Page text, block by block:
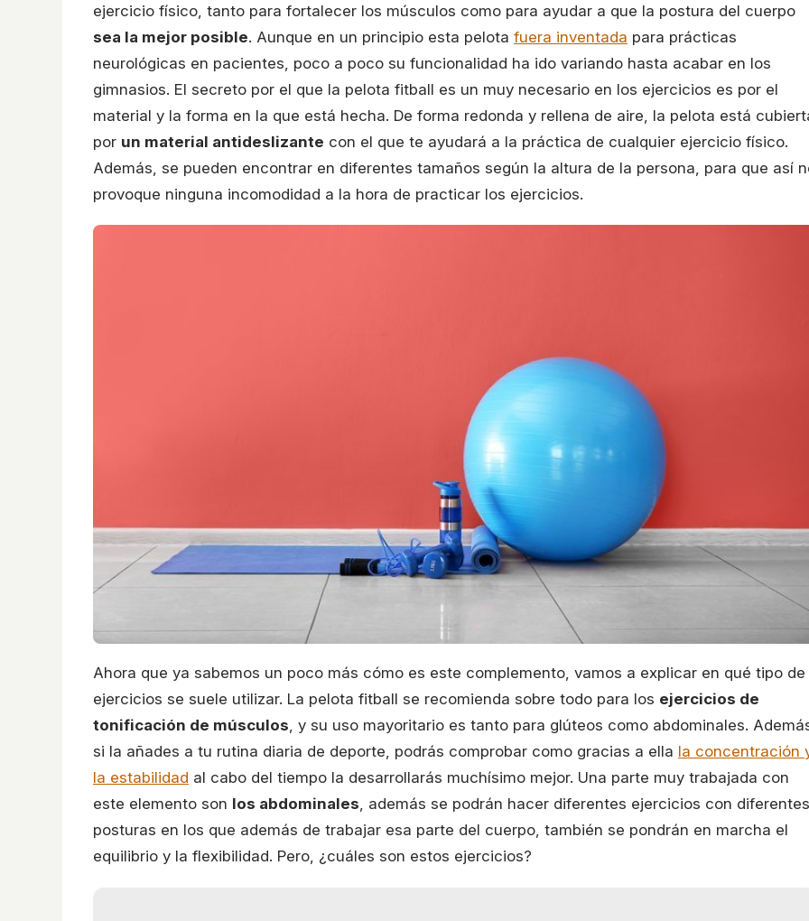
ejercicio físico, tanto para fortalecer los músculos como para ayudar a que la postura del cuerpo
sea la mejor posible. Aunque en un principio esta pelota fuera inventada para prácticas
neurológicas en pacientes, poco a poco su funcionalidad ha ido variando hasta acabar en los
gimnasios. El secreto por el que la pelota fitball es un muy necesario en los ejercicios es por el
material y la forma en la que está hecha. De forma redonda y rellena de aire, la pelota está
por un material antideslizante con el que te ayudará a la práctica de cualquier ejercicio físico.
Además, se pueden encontrar en diferentes tamaños según la altura de la persona, para que así
provoque ninguna incomodidad a la hora de practicar los ejercicios.
Ahora que ya sabemos un poco más cómo es este complemento, vamos a explicar en qué tipo de
ejercicios se suele utilizar. La pelota fitball se recomienda sobre todo para los ejercicios de
tonificación de músculos , y su uso mayoritario es tanto para glúteos como abdominales.
si la añades a tu rutina diaria de deporte, podrás comprobar como gracias a ella la concentración
la estabilidad al cabo del tiempo la desarrollarás muchísimo mejor. Una parte muy trabajada con
este elemento son los abdominales , además se podrán hacer diferentes ejercicios con diferentes
posturas en los que además de trabajar esa parte del cuerpo, también se pondrán en marcha el
equilibrio y la flexibilidad. Pero, ¿cuáles son estos ejercicios?